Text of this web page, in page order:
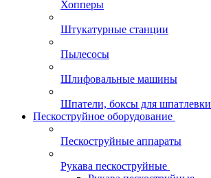
Хопперы
Штукатурные станции
Пылесосы
Шлифовальные машины
Шпатели, боксы для шпатлевки
Пескоструйное оборудование
Пескоструйные аппараты
Рукава пескоструйные